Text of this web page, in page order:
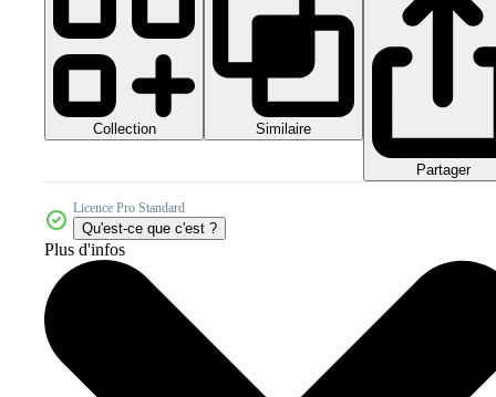
Collection Similaire
Partager
Licence Pro Standard
Qu'est-ce que c'est ?
Plus d'infos